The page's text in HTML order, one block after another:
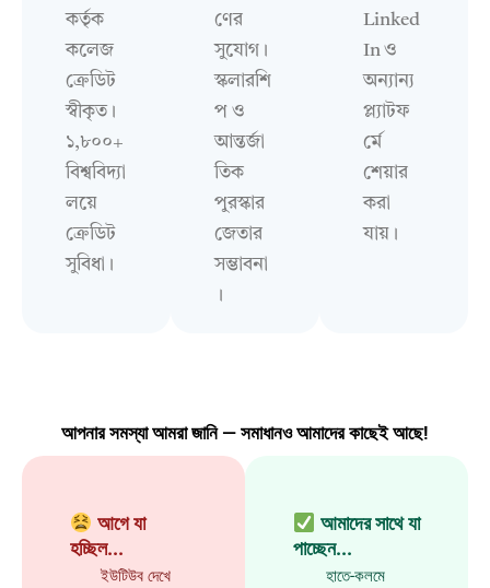
কর্তৃক
কলেজ
ক্রেডিট
স্বীকৃত।
১,৮০০+
বিশ্ববিদ্যা
লয়ে
ক্রেডিট
সুবিধা।
ণের
সুযোগ।
স্কলারশি
প ও
আন্তর্জা
তিক
পুরস্কার
জেতার
সম্ভাবনা
।
Linked
In ও
অন্যান্য
প্ল্যাটফ
র্মে
শেয়ার
করা
যায়।
আপনার সমস্যা আমরা জানি — সমাধানও আমাদের কাছেই আছে!
আগে যা
হচ্ছিল...
ইউটিউব দেখে
আমাদের সাথে যা
পাচ্ছেন...
হাতে-কলমে